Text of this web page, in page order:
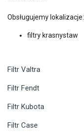
Obsługujemy lokalizacje:
filtry krasnystaw
Filtr Valtra
Filtr Fendt
Filtr Kubota
Filtr Case